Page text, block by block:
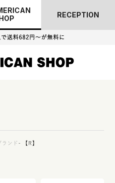
RECEPTION
送料682円～が無料に
ランド 【R】